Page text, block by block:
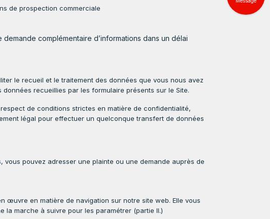
de prospection commerciale
complémentaire d’informations dans un délai
le recueil et le traitement des données que vous nous avez
recueillies par les formulaire présents sur le Site.
de conditions strictes en matière de confidentialité,
légal pour effectuer un quelconque transfert de données
pouvez adresser une plainte ou une demande auprès de
œuvre en matière de navigation sur notre site web. Elle vous
la marche à suivre pour les paramétrer (partie II.)